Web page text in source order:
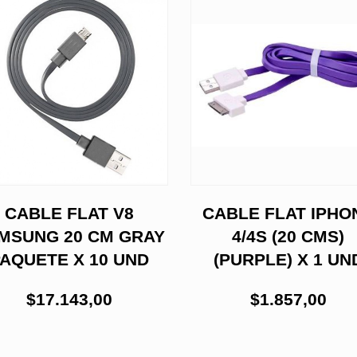
CABLE FLAT V8
20 CM GRAY
X 10 UND
$17.143,00
CABLE FLAT
4/4S (20 CMS)
(PURPLE) X 1
$1.857,00